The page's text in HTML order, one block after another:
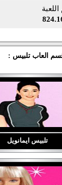
العاب تلبيس :
تلبيس ايمانويل